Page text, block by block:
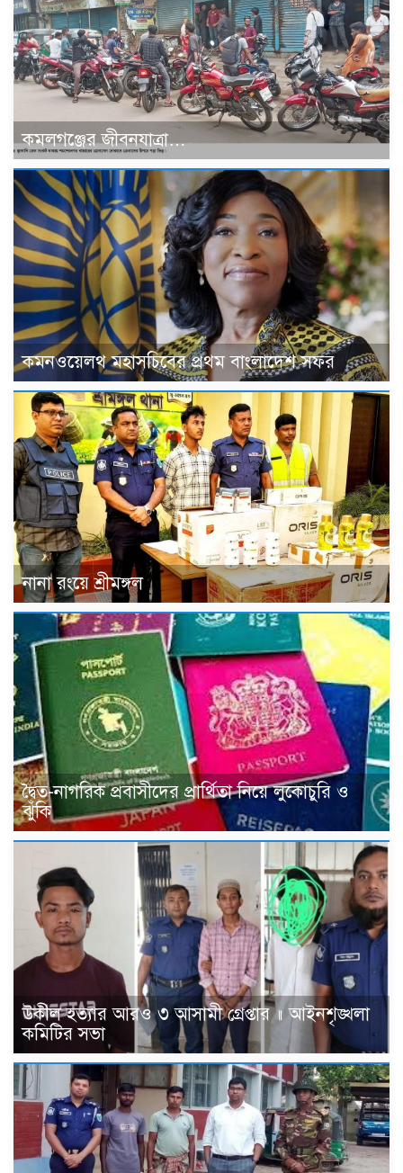
কমলগঞ্জের জীবনযাত্রা…
কমনওয়েলথ মহাসচিবের প্রথম বাংলাদেশ সফর
নানা রংয়ে শ্রীমঙ্গল
দ্বৈত-নাগরিক প্রবাসীদের প্রার্থিতা নিয়ে লুকোচুরি ও
ঝুঁকি
উকীল হত্যার আরও ৩ আসামী গ্রেপ্তার ॥ আইনশৃঙ্খলা
কমিটির সভা